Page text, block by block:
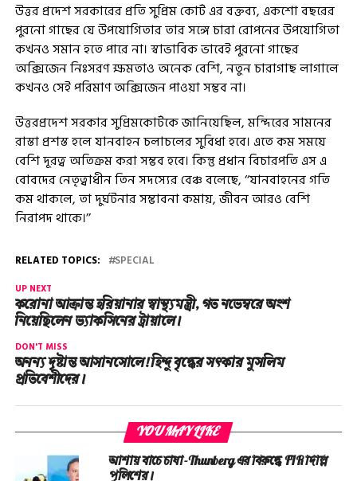
উত্তর প্রদেশ সরকারের প্রতি সুপ্রিম কোর্ট এর বক্তব্য, একশো বছরের
পুরনো গাছের যে উপযোগিতার তার সঙ্গে চারা রোপনের উপযোগিতা
কখনও সমান হতে পারে না। স্বাভাবিক ভাবেই পুরনো গাছের
অক্সিজেন নিঃসরণ ক্ষমতাও অনেক বেশি, নতুন চারাগাছ লাগালে
কখনও সেই পরিমাণ অক্সিজেন পাওয়া সম্ভব না।
উত্তরপ্রদেশ সরকার সুপ্রিমকোর্টকে জানিয়েছিল, মন্দিরের সামনের
রাস্তা প্রশস্ত হলে যানবাহন চলাচলের সুবিধা হবে। এতে কম সময়ে
বেশি দূরত্ব অতিক্রম করা সম্ভব হবে। কিন্তু প্রধান বিচারপতি এস এ
বোবদের নেতৃত্বাধীন তিন সদস্যের বেঞ্চ বলেছে, ‘‘যানবাহনের গতি
কম থাকলে, তা দুর্ঘটনার সম্ভাবনা কমায়, জীবন আরও বেশি
নিরাপদ থাকে।’’
RELATED TOPICS: SPECIAL
UP NEXT
করোনা আক্রান্ত হরিয়ানার স্বাস্থ্যমন্ত্রী, গত নভেম্বরে অংশ
নিয়েছিলেন ভ্যাকসিনের ট্রায়ালে।
DON'T MISS
অনন্য দৃষ্টান্ত আসানসোলে! হিন্দু বৃদ্ধের সৎকার মুসলিম
প্রতিবেশীদের।
YOU MAY LIKE
আশায় বাঁচে চাষা-Thunberg এর বিরুদ্ধে FIR দিল্লি